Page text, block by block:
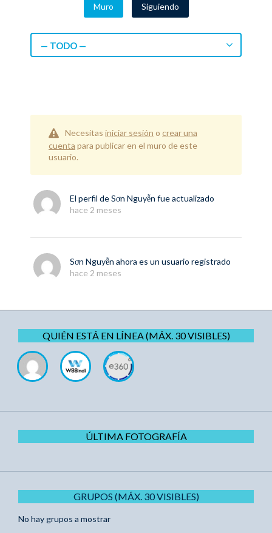
Muro Siguiendo
— TODO —
Necesitas iniciar sesión o crear una
cuenta para publicar en el muro de este
usuario.
El perfil deSơn Nguyễn fue actualizado
hace 2 meses
Sơn Nguyễn ahora es un usuario registrado
hace 2 meses
QUIÉN ESTÁ EN LÍNEA (MÁX. 30 VISIBLES)
ÚLTIMA FOTOGRAFÍA
GRUPOS (MÁX. 30 VISIBLES)
No hay grupos a mostrar